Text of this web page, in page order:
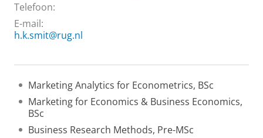
Telefoon:
E-mail:
h.k.smit@rug.nl
Marketing Analytics for Econometrics, BSc
Marketing for Economics & Business Economics,
BSc
Business Research Methods, Pre-MSc